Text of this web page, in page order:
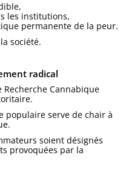
les institutions,
permanente de la peur.
société.
radical
Recherche Cannabique
populaire serve de chair à
soient désignés
provoquées par la